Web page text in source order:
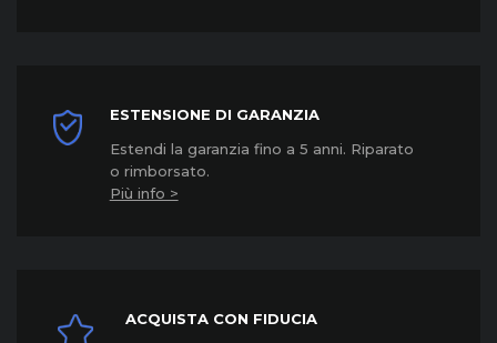
ESTENSIONE DI GARANZIA
Estendi la garanzia fino a 5 anni. Riparato
o rimborsato.
Più info >
ACQUISTA CON FIDUCIA